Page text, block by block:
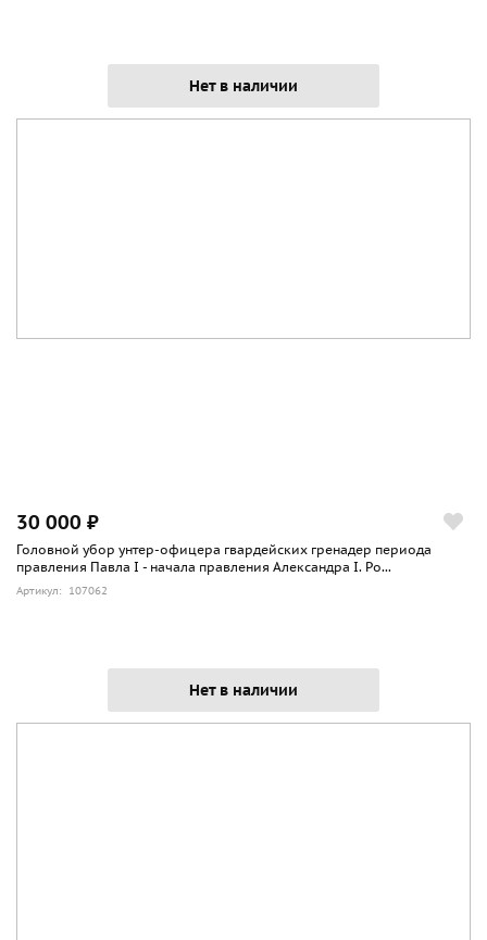
Нет в наличии
30 000 ₽
Головной убор унтер-офицера гвардейских гренадер периода
правления Павла I - начала правления Александра I. Ро...
Артикул: 107062
Нет в наличии